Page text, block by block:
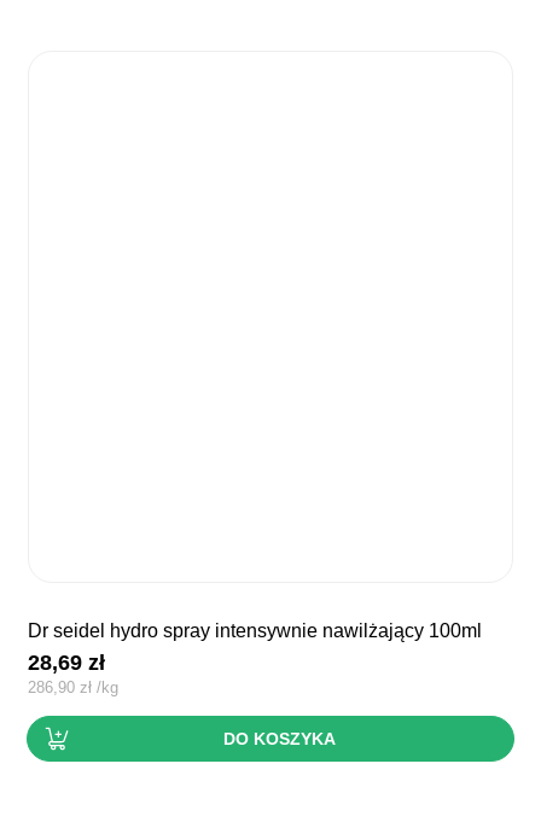
dr seidel hydro spray intensywnie nawilżający 100ml
28,69zł
286,90zł /kg
DO KOSZYKA